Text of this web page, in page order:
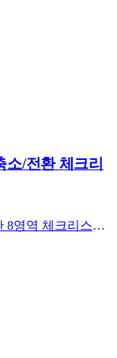
/전환 체크리
8영역 체크리스트.